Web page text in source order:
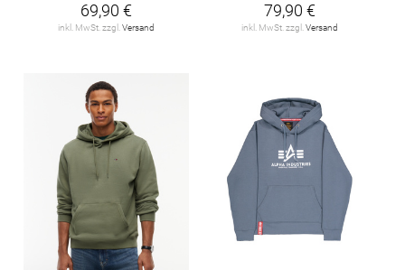
69,90 €
inkl. MwSt. zzgl. Versand
79,90 €
inkl. MwSt. zzgl. Versand